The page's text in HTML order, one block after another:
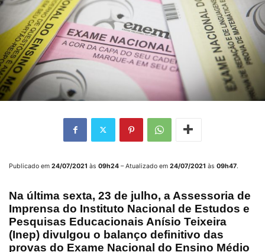
Publicado em 24/07/2021 às 09h24 – Atualizado em 24/07/2021 às 09h47.
Na última sexta, 23 de julho, a Assessoria de
Imprensa do Instituto Nacional de Estudos e
Pesquisas Educacionais Anísio Teixeira
(Inep) divulgou o balanço definitivo das
provas do Exame Nacional do Ensino Médio